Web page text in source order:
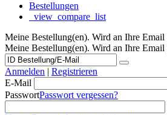
Bestellungen
_view_compare_list
Meine Bestellung(en). Wird an Ihre Email
Meine Bestellung(en). Wird an Ihre Email
Anmelden | Registrieren
E-Mail
PasswortPasswort vergessen?